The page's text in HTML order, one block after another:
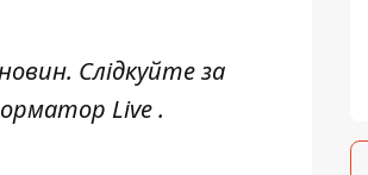
Слідкуйте за
Live.